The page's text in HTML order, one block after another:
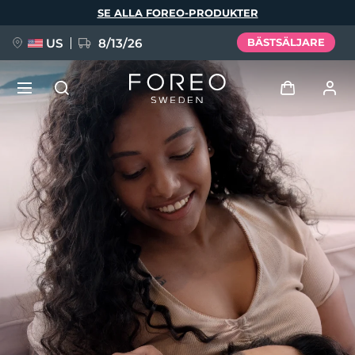
SE ALLA FOREO-PRODUKTER
US 8/13/26 BÄSTSÄLJARE
Logga in
Användarprofil
Mina enheter
Mina beställningar
Mina adresser
Mina prenumerationer
NYHET
FAQ™ Pure Beauty-Tech Elixir
BREAKING NEWS
issa™ Teeth Whitening Set
Språk
English Deutsch
Español
Français
Italiano
Português
Polski
Svenska
Русский
Türkçe
简体中文 繁體中文